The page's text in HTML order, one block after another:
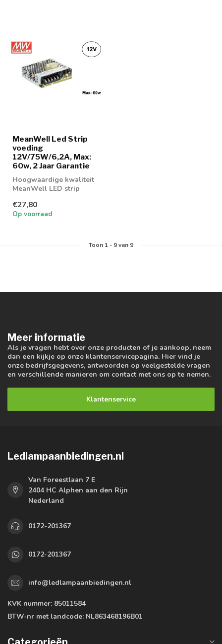
MeanWell Led Strip
voeding
12V/75W/6,2A, Max:
60w, 2 Jaar Garantie
Hoogwaardige kwaliteit
MeanWell LED strip
€27,80
Op voorraad
Toon 1- 9van 9
Meer informatie
Als je vragen hebt over onze producten of je aankoop, neem
dan een kijkje op onze klantenservicepagina. Hier vind je
onze bedrijfsgegevens, antwoorden op veelgestelde vragen
en verschillende manieren om contact met ons op te nemen.
Klantenservice
Ledlampaanbiedingen.nl
Van Foreestlaan 7 E
2404 HC Alphen aan den Rijn
Nederland
0172-201367
0172-201367
info@ledlampaanbiedingen.nl
KVK nummer: 85011584
BTW-nr met landcode: NL863468196B01